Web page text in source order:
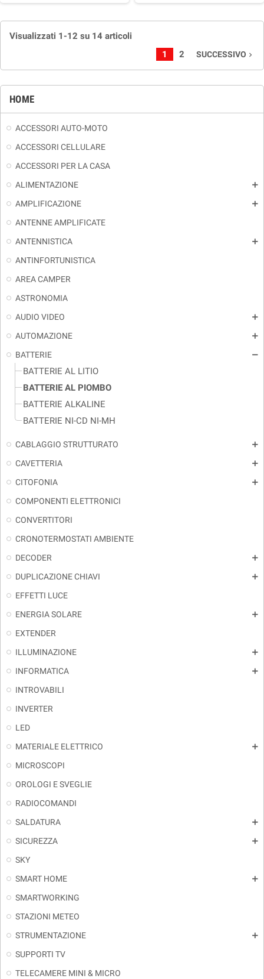
HOME
ACCESSORI AUTO-MOTO
ACCESSORI CELLULARE
ACCESSORI PER LA CASA
ALIMENTAZIONE
add
AMPLIFICAZIONE add
ANTENNE AMPLIFICATE
ANTENNISTICA
add
ANTINFORTUNISTICA
AREA CAMPER
ASTRONOMIA
AUDIO VIDEO
add
AUTOMAZIONE add
BATTERIE remove
BATTERIE AL LITIO
BATTERIE AL PIOMBO
BATTERIE ALKALINE
BATTERIE NI-CD NI-MH
CABLAGGIO STRUTTURATO add
CAVETTERIA add
CITOFONIA add
COMPONENTI ELETTRONICI
CONVERTITORI
CRONOTERMOSTATI AMBIENTE
DECODER
add
DUPLICAZIONE CHIAVI add
EFFETTI LUCE
ENERGIA SOLARE
add
EXTENDER
ILLUMINAZIONE
add
INFORMATICA add
INTROVABILI
INVERTER
LED
MATERIALE ELETTRICO
add
MICROSCOPI
OROLOGI E SVEGLIE
RADIOCOMANDI
SALDATURA
add
SICUREZZA add
SKY
SMART HOME
add
SMARTWORKING
STAZIONI METEO
STRUMENTAZIONE
add
SUPPORTI TV
TELECAMERE MINI & MICRO
Visualizzati 1-12 su 14 articoli
1
2 SUCCESSIVO navigate_next